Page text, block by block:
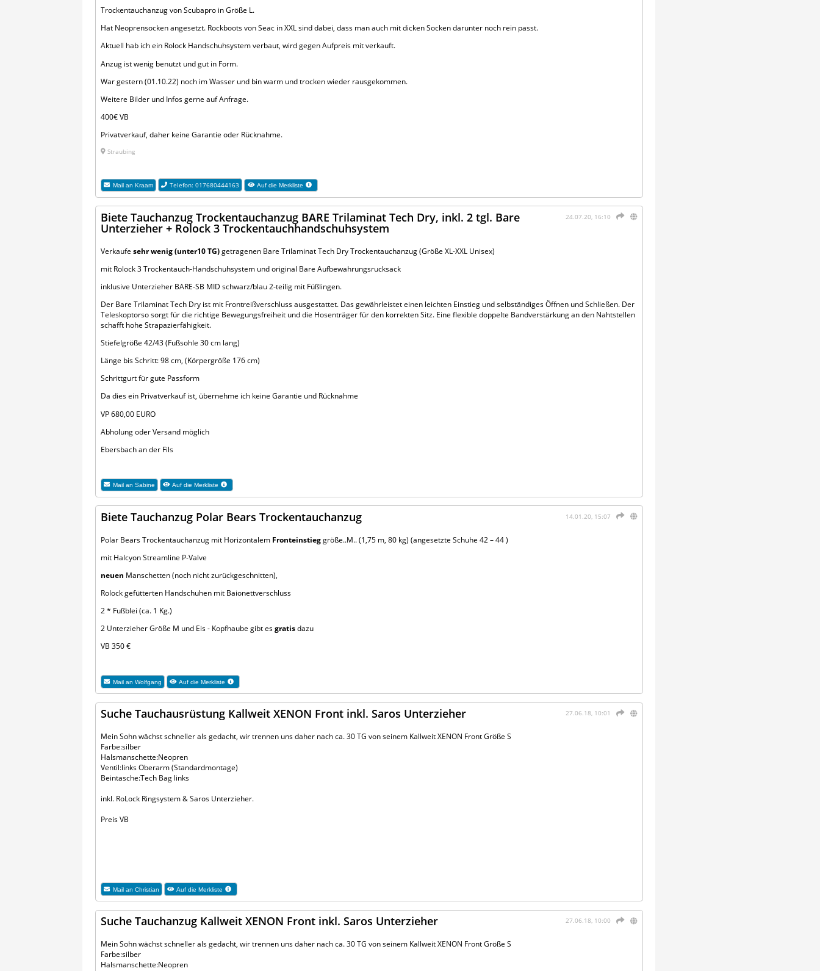
Trockentauchanzug von Scubapro in Größe L.
Hat Neoprensocken angesetzt. Rockboots von Seac in XXL sind dabei, dass man auch mit dicken Socken darunter noch rein passt.
Aktuell hab ich ein Rolock Handschuhsystem verbaut, wird gegen Aufpreis mit verkauft.
Anzug ist wenig benutzt und gut in Form.
War gestern (01.10.22) noch im Wasser und bin warm und trocken wieder rausgekommen.
Weitere Bilder und Infos gerne auf Anfrage.
400€ VB
Privatverkauf, daher keine Garantie oder Rücknahme.
Straubing
Mail an Kraam Telefon: 017680444163 Auf die Merkliste
24.07.20, 16:10
Biete Tauchanzug Trockentauchanzug BARE Trilaminat Tech Dry, inkl. 2 tgl. Bare
Unterzieher + Rolock 3 Trockentauchhandschuhsystem
Verkaufesehr wenig (unter10 TG)getragenen Bare Trilaminat Tech Dry Trockentauchanzug (Größe XL-XXL Unisex)
mit Rolock 3 Trockentauch-Handschuhsystem und original Bare Aufbewahrungsrucksack
inklusive Unterzieher BARE-SB MID schwarz/blau 2-teilig mit Füßlingen.
Der Bare Trilaminat Tech Dry ist mit Frontreißverschluss ausgestattet. Das gewährleistet einen leichten Einstieg und selbständiges Öffnen und Schließen. Der
Teleskoptorso sorgt für die richtige Bewegungsfreiheit und die Hosenträger für den korrekten Sitz. Eine flexible doppelte Bandverstärkung an den Nahtstellen
schafft hohe Strapazierfähigkeit.
Stiefelgröße 42/43 (Fußsohle 30 cm lang)
Länge bis Schritt: 98 cm, (Körpergröße 176 cm)
Schrittgurt für gute Passform
Da dies ein Privatverkauf ist, übernehme ich keine Garantie und Rücknahme
VP 680,00 EURO
Abholung oder Versand möglich
Ebersbach an der Fils
Mail an Sabine Auf die Merkliste
14.01.20, 15:07
Biete Tauchanzug Polar Bears Trockentauchanzug
Polar Bears Trockentauchanzug mit Horizontalem Fronteinstieggröße..M.. (1,75 m, 80 kg) (angesetzte Schuhe 42 – 44 )
mit Halcyon Streamline P-Valve
neuen Manschetten (noch nicht zurückgeschnitten),
Rolock gefütterten Handschuhen mit Baionettverschluss
2 * Fußblei (ca. 1 Kg.)
2 Unterzieher Größe M und Eis - Kopfhaube gibt esgratisdazu
VB 350 €
Mail an Wolfgang Auf die Merkliste
27.06.18, 10:01
Suche Tauchausrüstung Kallweit XENON Front inkl. Saros Unterzieher
Mein Sohn wächst schneller als gedacht, wir trennen uns daher nach ca. 30 TG von seinem Kallweit XENON Front Größe S
Farbe:silber
Halsmanschette:Neopren
Ventil:links Oberarm (Standardmontage)
Beintasche:Tech Bag links
inkl. RoLock Ringsystem & Saros Unterzieher.
Preis VB
Mail an Christian Auf die Merkliste
27.06.18, 10:00
Suche Tauchanzug Kallweit XENON Front inkl. Saros Unterzieher
Mein Sohn wächst schneller als gedacht, wir trennen uns daher nach ca. 30 TG von seinem Kallweit XENON Front Größe S
Farbe:silber
Halsmanschette:Neopren